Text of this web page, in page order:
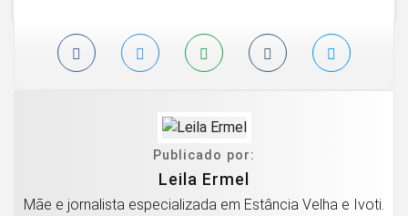
Publicado por:
Leila Ermel
Mãe e jornalista especializada em Estância Velha e Ivoti.